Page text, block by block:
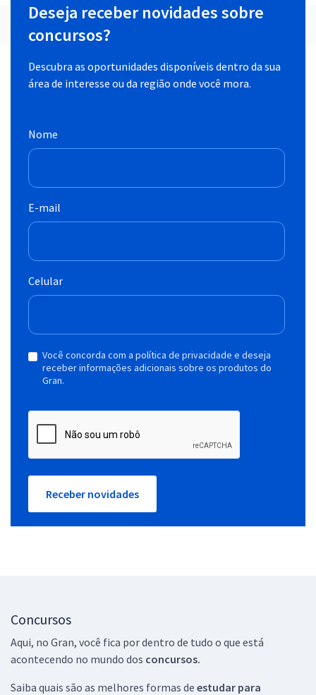
Deseja receber novidades sobre
concursos?
Descubra as oportunidades disponíveis dentro da sua
área de interesse ou da região onde você mora.
Nome
E-mail
Celular
Você concorda com a política de privacidade e deseja
receber informações adicionais sobre os produtos do
Gran.
Receber novidades
Concursos
Aqui, no Gran, você fica por dentro de tudo o que está
acontecendo no mundo dos concursos.
Saiba quais são as melhores formas de estudar para